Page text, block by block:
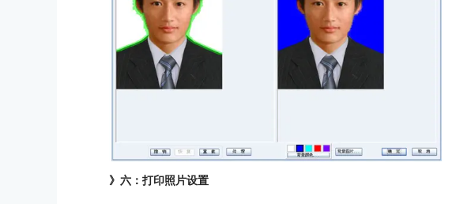
》六：打印照片设置